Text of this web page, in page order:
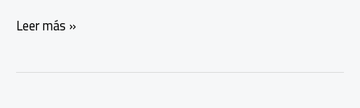
cómo
Leer más »